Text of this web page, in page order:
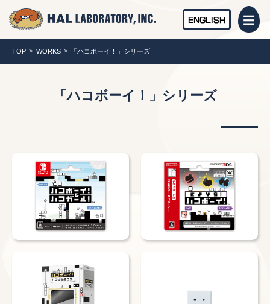
ENGLISH
TOP WORKS 「ハコボーイ！」シリーズ
「ハコボーイ！」シリーズ